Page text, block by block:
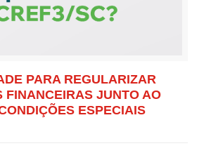
PARA REGULARIZAR
FINANCEIRAS JUNTO AO
ESPECIAIS